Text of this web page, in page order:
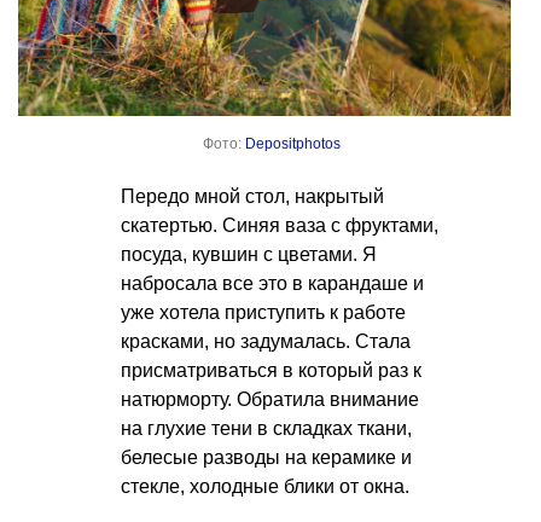
Фото: Depositphotos
Передо мной стол, накрытый
скатертью. Синяя ваза с фруктами,
посуда, кувшин с цветами. Я
набросала все это в карандаше и
уже хотела приступить к работе
красками, но задумалась. Стала
присматриваться в который раз к
натюрморту. Обратила внимание
на глухие тени в складках ткани,
белесые разводы на керамике и
стекле, холодные блики от окна.